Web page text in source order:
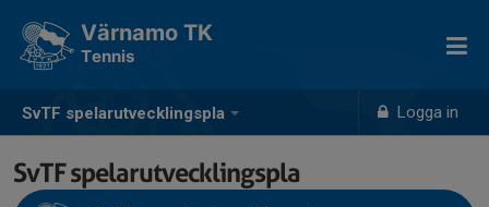
SvTF spelarutvecklingspla Logga in
Värnamo TK
Tennis
SvTF spelarutvecklingspla